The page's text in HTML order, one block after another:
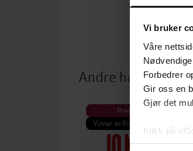
Vi bruker
Våre
Forbedrer
Gir oss en
Gjør det
Klikk på
samtykke
EBOK
Andre har også
Premium
Vinner av Rivertonprisen